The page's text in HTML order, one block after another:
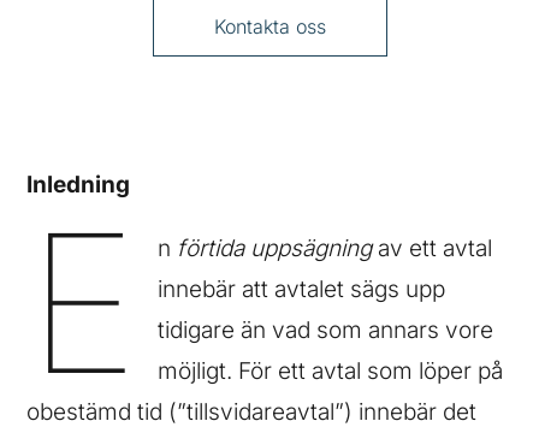
Kontakta oss
Inledning
E n förtida uppsägningav ett avtal
innebär att avtalet sägs upp
tidigare än vad som annars vore
möjligt. För ett avtal som löper på
obestämd tid (”tillsvidareavtal”) innebär det